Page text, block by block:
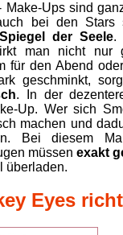
Make-Ups sind
bei den Stars
der Seele.
man nicht nur
für den Abend
geschminkt,
. In der
Up. Wer sich
machen und
Bei diesem
müssen exakt
überladen.
Eyes